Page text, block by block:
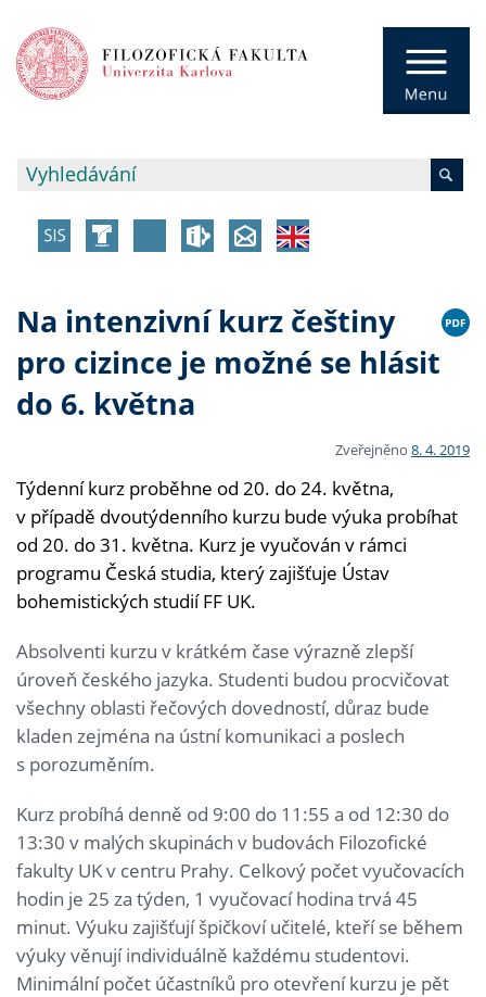
Na intenzivní kurz češtiny
pro cizince je možné se hlásit
do 6. května
Zveřejněno 8. 4. 2019
Týdenní kurz proběhne od 20. do 24. května,
v případě dvoutýdenního kurzu bude výuka probíhat
od 20. do 31. května. Kurz je vyučován v rámci
programu Česká studia, který zajišťuje Ústav
bohemistických studií FF UK.
Absolventi kurzu v krátkém čase výrazně zlepší
úroveň českého jazyka. Studenti budou procvičovat
všechny oblasti řečových dovedností, důraz bude
kladen zejména na ústní komunikaci a poslech
s porozuměním.
Kurz probíhá denně od 9:00 do 11:55 a od 12:30 do
13:30 v malých skupinách v budovách Filozofické
fakulty UK v centru Prahy. Celkový počet vyučovacích
hodin je 25 za týden, 1 vyučovací hodina trvá 45
minut. Výuku zajišťují špičkoví učitelé, kteří se během
výuky věnují individuálně každému studentovi.
Minimální počet účastníků pro otevření kurzu je pět